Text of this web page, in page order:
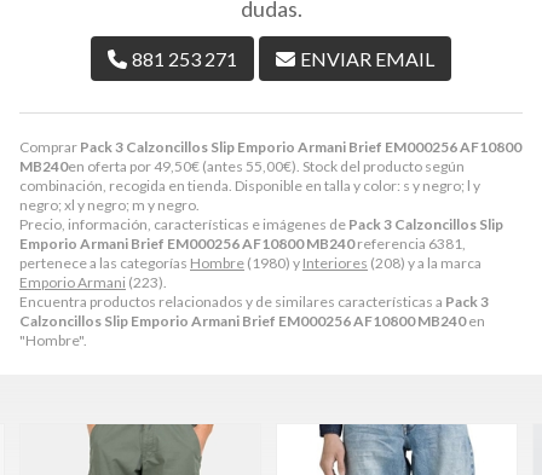
Comprar Pack 3 Calzoncillos Slip Emporio Armani Brief EM000256 AF10800
MB240en oferta por49,50€ (antes 55,00€). Stock del producto según
combinación, recogida en tienda. Disponible en talla y color: s y negro; l y
negro; xl y negro; m y negro.
Precio, información, características e imágenes de Pack 3 Calzoncillos Slip
Emporio Armani Brief EM000256 AF10800 MB240referencia 6381,
pertenece a las categorías Hombre (1980) y Interiores (208) y a la marca
Emporio Armani (223).
Encuentra productos relacionados y de similares características a Pack 3
Calzoncillos Slip Emporio Armani Brief EM000256 AF10800 MB240en
"Hombre".
dudas.
881 253 271 ENVIAR EMAIL